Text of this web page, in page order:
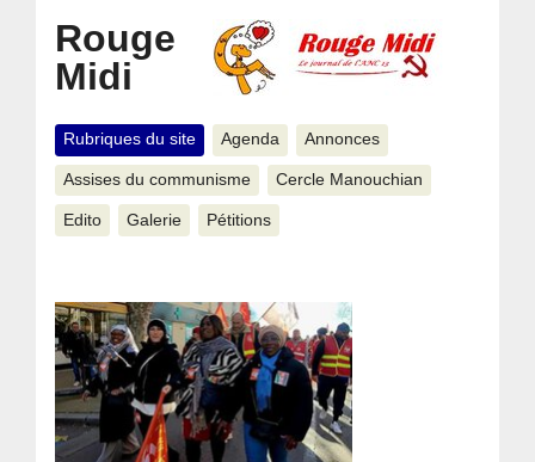
Rouge
Midi
Rubriques du site Agenda Annonces
Assises du communisme Cercle Manouchian
Edito Galerie Pétitions